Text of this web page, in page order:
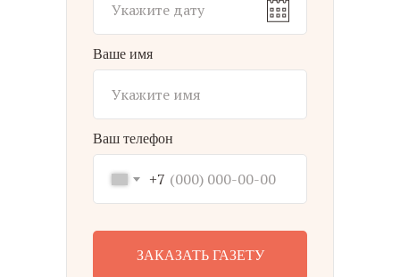
Ваше имя
Ваш телефон
+7
ЗАКАЗАТЬ ГАЗЕТУ